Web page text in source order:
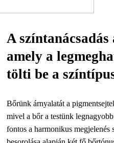
A
amely a
tölti be a
Bőrünk árnyalatát a
mivel a bőr a testünk
fontos a harmonikus